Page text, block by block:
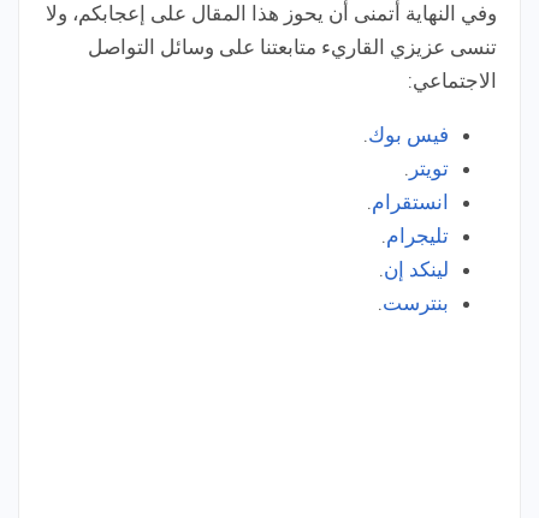
وفي النهاية أتمنى أن يحوز هذا المقال على إعجابكم، ولا
تنسى عزيزي القاريء متابعتنا على وسائل التواصل
الاجتماعي:
فيس بوك.
تويتر .
انستقرام.
تليجرام.
لينكد إن.
بنترست.